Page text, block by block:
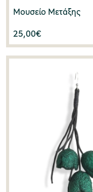
Μουσείο Μετάξης
25,00€